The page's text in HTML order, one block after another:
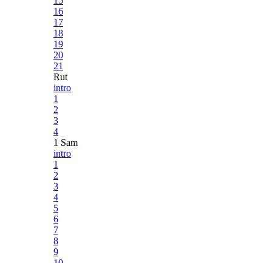
16
17
18
19
20
21
Rut
intro
1
2
3
4
1 Sam
intro
1
2
3
4
5
6
7
8
9